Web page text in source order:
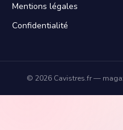
Mentions légales
Confidentialité
© 2026Cavistres.fr —